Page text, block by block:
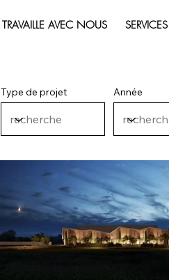
TRAVAILLE AVEC NOUS SERVICES
Type de projet Année